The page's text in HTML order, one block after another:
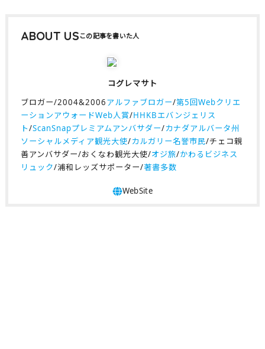
ABOUT US
コグレマサト
ブロガー/2004&2006アルファブロガー/第5回Webクリエ
ーションアウォードWeb人賞/HHKBエバンジェリス
ト/ScanSnapプレミアムアンバサダー/カナダアルバータ州
ソーシャルメディア観光大使/カルガリー名誉市民/チェコ親
善アンバサダー/おくなわ観光大使/オジ旅/かわるビジネス
リュック/浦和レッズサポーター/著書多数